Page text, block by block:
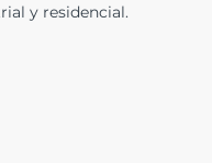
y residencial.